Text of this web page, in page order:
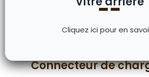
--
Cliquez ici pour en
Connecteur de